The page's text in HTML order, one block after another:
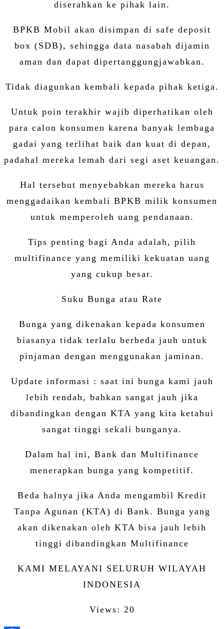
diserahkan ke pihak lain.
BPKB Mobil akan disimpan di safe deposit
box (SDB), sehingga data nasabah dijamin
aman dan dapat dipertanggungjawabkan.
Tidak diagunkan kembali kepada pihak ketiga.
Untuk poin terakhir wajib diperhatikan oleh
para calon konsumen karena banyak lembaga
gadai yang terlihat baik dan kuat di depan,
padahal mereka lemah dari segi aset keuangan.
Hal tersebut menyebabkan mereka harus
menggadaikan kembali BPKB milik konsumen
untuk memperoleh uang pendanaan.
Tips penting bagi Anda adalah, pilih
multifinance yang memiliki kekuatan uang
yang cukup besar.
Suku Bunga atau Rate
Bunga yang dikenakan kepada konsumen
biasanya tidak terlalu berbeda jauh untuk
pinjaman dengan menggunakan jaminan.
Update informasi : saat ini bunga kami jauh
lebih rendah, bahkan sangat jauh jika
dibandingkan dengan KTA yang kita ketahui
sangat tinggi sekali bunganya.
Dalam hal ini, Bank dan Multifinance
menerapkan bunga yang kompetitif.
Beda halnya jika Anda mengambil Kredit
Tanpa Agunan (KTA) di Bank. Bunga yang
akan dikenakan oleh KTA bisa jauh lebih
tinggi dibandingkan Multifinance
KAMI MELAYANI SELURUH WILAYAH
INDONESIA
Views: 20